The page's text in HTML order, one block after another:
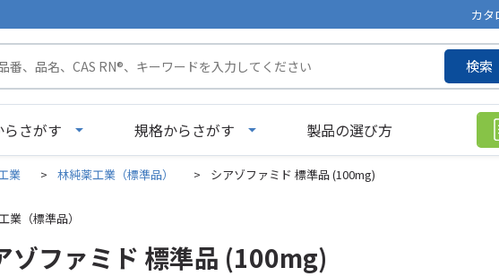
カタ
検索
さがす 規格からさがす 製品の選び方
業 > 林純薬工業（標準品） > シアゾファミド 標準品 (100mg)
業（標準品）
ゾファミド 標準品 (100mg)